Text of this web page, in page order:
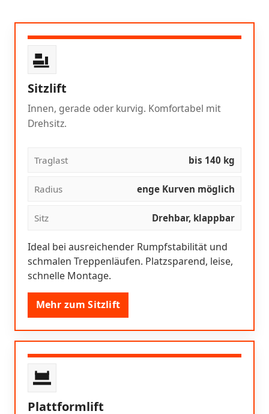
Sitzlift
Innen, gerade oder kurvig. Komfortabel mit
Drehsitz.
Traglast bis 140 kg
Radius enge Kurven möglich
Sitz Drehbar, klappbar
Ideal bei ausreichender Rumpfstabilität und
schmalen Treppenläufen. Platzsparend, leise,
schnelle Montage.
Mehr zum Sitzlift
Plattformlift